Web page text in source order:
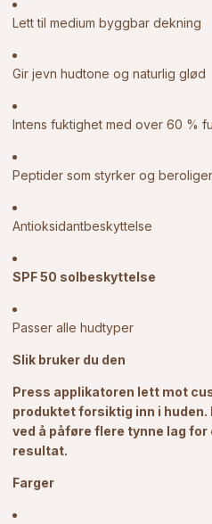
Lett til medium byggbar dekning
Gir jevn hudtone og naturlig glød
Intens fuktighet med over 60 %
Peptider som styrker og
Antioksidantbeskyttelse
SPF 50 solbeskyttelse
Passer alle hudtyper
Slik bruker du den
Press applikatoren lett mot
produktet forsiktig inn i huden.
ved å påføre flere tynne lag
resultat.
Farger